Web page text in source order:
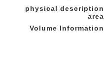
physical description
area
Volume Information